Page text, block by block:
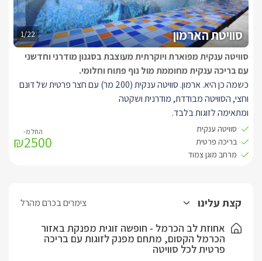
1/22 סוויטת הארמון
סוויטה ענקית מפוארת ויוקרתית מעוצבת בסגנון מודרני וחדשני
עם בריכה ענקית מחוממת מול נוף פתוח וחלומי.
כשמה כן היא. ארמון. סוויטה ענקית (200 מר) עם חצר פרטית של דונם
וחצי, הסוויטה מבודדת, מודרנית ושקטה
ומתאימה לזוגות בלבד.
עיצוב הסוויטה בלבן מודרני מרגיע ומעניק תחושת רוגע וחלום. סלון ענק
בעל מרחב גדול עם ספה ענקית ונוחה אל מול חלונות מסך המשקיפים
וחמימה, מיזוג אוויר.
פינת אוכל המכילה שולחן וכיסאות נוחים ומהודרים. מטבח לבן ומרווח ובו
אי מרכזי עם בר לארוחות קלות, מקרר, תנור אפיה, מיקרו, מכונת קפה,
קומקום חשמלי, פינת קפה ותה. בנוסף קיימת פינת סלון חמימה
סוויטה ענקית
בריכה פרטית
מרחב מוגן צמוד
₪2500
קצת עלינו צימרים בכרם מהרל
אחוזת לב הכרמל - חופשה זוגית מפנקת באזור
הכרמל הקסום, מתחם מפנק לזוגות עם בריכה
פרטית לכל סוויטה